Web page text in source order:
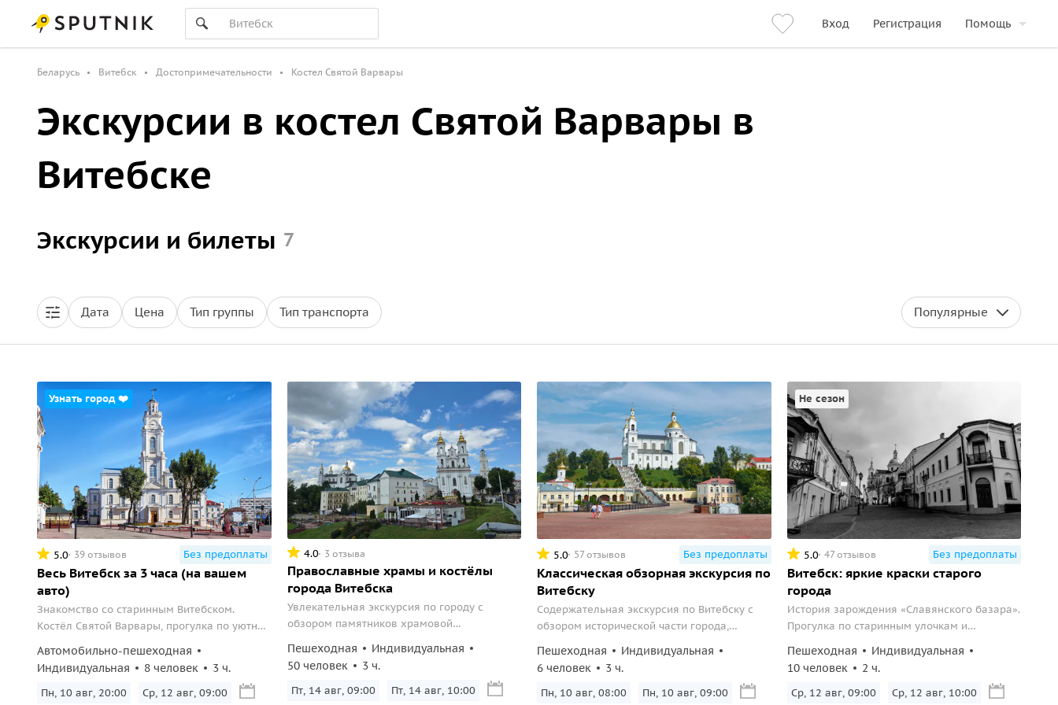
Вход Регистрация Помощь
Беларусь Витебск Достопримечательности Костел Святой Варвары
Экскурсии в костел Святой Варвары в
Витебске
Экскурсии и билеты 7
Дата Цена Тип группы Тип транспорта Популярные
Узнать город ❤️
5.0 39 отзывов Без предоплаты
Весь Витебск за 3 часа (на вашем
авто)
Знакомство со старинным Витебском.
Костёл Святой Варвары, прогулка по уютной
города.
Автомобильно-пешеходная
Индивидуальная
8 человек 3 ч.
Пн, 10 авг, 20:00 Ср, 12 авг, 09:00
4.0 3 отзыва
Православные храмы и костёлы
города Витебска
Увлекательная экскурсия по городу с
обзором памятников храмовой
Пешеходная
Индивидуальная
50 человек
3 ч.
Пт, 14 авг, 09:00 Пт, 14 авг, 10:00
5.0 57 отзывов Без предоплаты
Классическая обзорная экскурсия по
Витебску
Содержательная экскурсия по Витебску с
обзором исторической части города,
зодчества, прогулкой по главной площади и
Витебскому Арбату.
Пешеходная
Индивидуальная
6 человек
3 ч.
Пн, 10 авг, 08:00 Пн, 10 авг, 09:00
Не сезон
5.0 47 отзывов Без предоплаты
Витебск: яркие краски старого
города
История зарождения «Славянского базара».
Прогулка по старинным улочкам и
Пешеходная
Индивидуальная
10 человек
2 ч.
Ср, 12 авг, 09:00 Ср, 12 авг, 10:00